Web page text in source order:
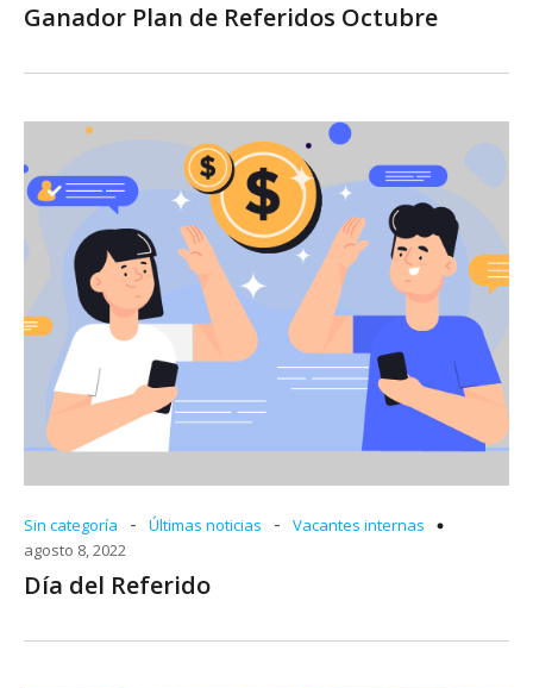
Ganador Plan de Referidos Octubre
Sin categoría - Últimas noticias -
Vacantes internas
agosto 8, 2022
Día del Referido